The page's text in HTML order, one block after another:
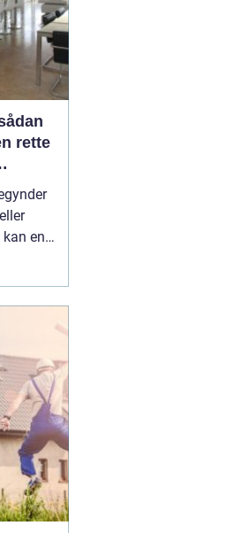
rette
en
vi selv
eller